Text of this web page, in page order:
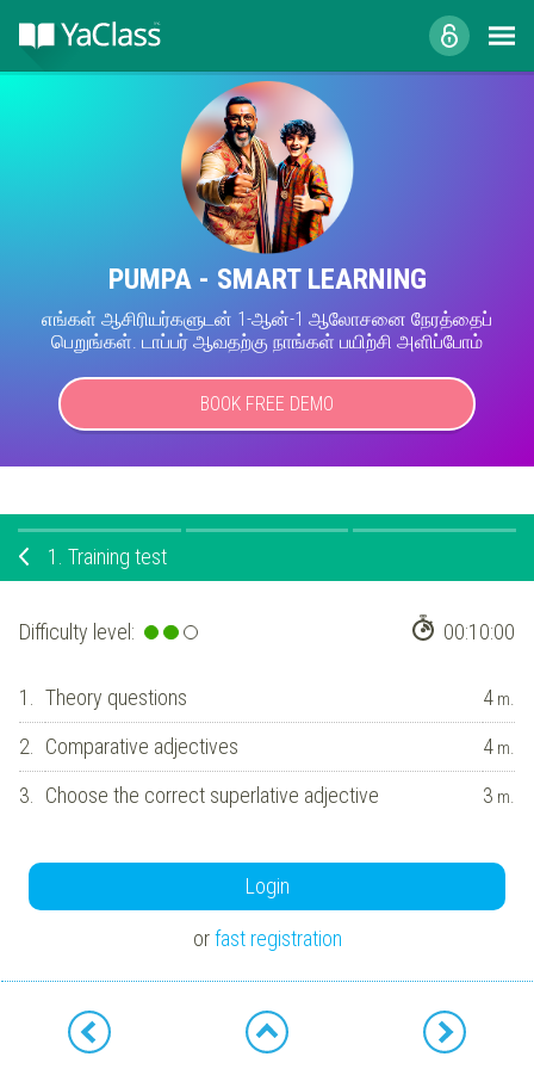
PUMPA - SMART LEARNING
எங்கள் ஆசிரியர்களுடன் 1-ஆன்-1 ஆலோசனை நேரத்தைப்
பெறுங்கள். டாப்பர் ஆவதற்கு நாங்கள் பயிற்சி அளிப்போம்
BOOK FREE DEMO
1. Training test
Difficulty level: 00:10:00
1. Theory questions 4 m.
2. Comparative adjectives 4 m.
3. Choose the correct superlative adjective 3 m.
Login
orfast registration